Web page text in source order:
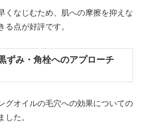
くなじむため、肌への摩擦を抑えな
る点が好評です。
ずみ・角栓へのアプローチ
グオイルの毛穴への効果についての
した。